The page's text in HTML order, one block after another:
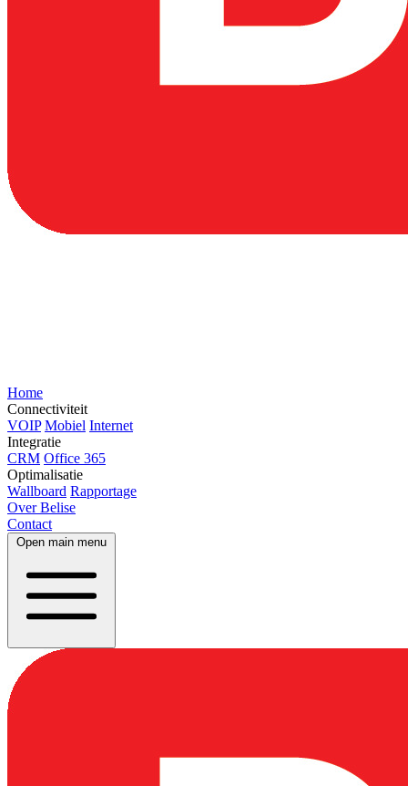
Home
Connectiviteit
VOIP Mobiel Internet
Integratie
CRM Office 365
Optimalisatie
Wallboard Rapportage
Over Belise
Contact
Open main menu